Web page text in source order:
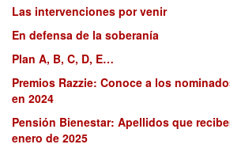
Las intervenciones por venir
En defensa de la soberanía
Plan A, B, C, D, E…
Premios Razzie: Conoce a los
en 2024
Pensión Bienestar: Apellidos que
enero de 2025